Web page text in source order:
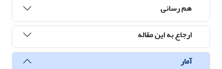
هم رسانی
ارجاع به این مقاله
آمار